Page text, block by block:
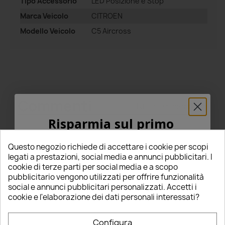
Marca Veicolo
CITROEN
Modello Veicolo
C5 Aircross
Tutte le recensioni
Riepilogo
5
starstarstarstarstar
(6 Recensioni)
Seleziona un punteggio per filtrare le recensioni.
Questo negozio richiede di accettare i cookie per scopi
legati a prestazioni, social media e annunci pubblicitari. I
cookie di terze parti per social media e a scopo
pubblicitario vengono utilizzati per offrire funzionalità
social e annunci pubblicitari personalizzati. Accetti i
cookie e l'elaborazione dei dati personali interessati?
Configura
Risparmia sul primo
5% PER TE!
Inserisci la tua email qui sotto per ricevere il
5% DI SCONTOsul tuo primo ordine!
Nome